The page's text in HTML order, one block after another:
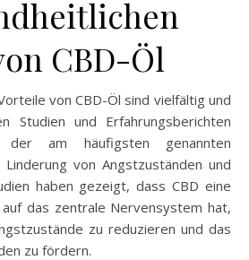
CBD-Öl
von CBD-Öl sind vielfältig und
Studien und Erfahrungsberichten
der am häufigsten genannten
von Angstzuständen und
haben gezeigt, dass CBD eine
das zentrale Nervensystem hat,
zu reduzieren und das
zu fördern.